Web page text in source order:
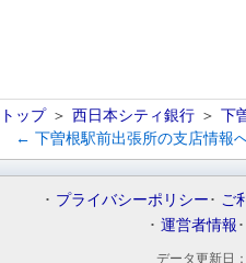
トップ 西日本シティ銀行 下
← 下曽根駅前出張所の支店情報
プライバシーポリシー ご
運営者情報
データ更新日：